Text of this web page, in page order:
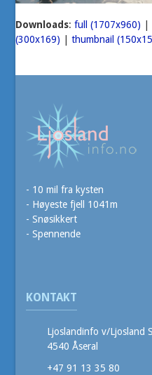
Downloads:full (1707x960)
(300x169) |thumbnail
- 10 mil fra kysten
- Høyeste fjell 1041m
- Snøsikkert
- Spennende
KONTAKT
Ljoslandinfo v/Ljosland
4540 Åseral
+47 91 13 35 80